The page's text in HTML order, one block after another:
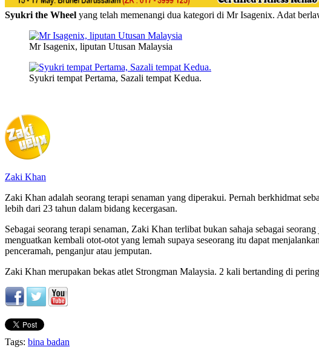
Syukri the Wheel yang telah memenangi dua kategori di Mr Isagenix. Adat
Mr Isagenix, liputan Utusan Malaysia
Syukri tempat Pertama, Sazali tempat Kedua.
Zaki Khan
Zaki Khan adalah seorang terapi senaman yang diperakui. Pernah berkhidmat
lebih dari 23 tahun dalam bidang kecergasan.
Sebagai seorang terapi senaman, Zaki Khan terlibat bukan sahaja sebagai
menguatkan kembali otot-otot yang lemah supaya seseorang itu dapat
penceramah, penganjur atau jemputan.
Zaki Khan merupakan bekas atlet Strongman Malaysia. 2 kali bertanding di
Tags: bina badan